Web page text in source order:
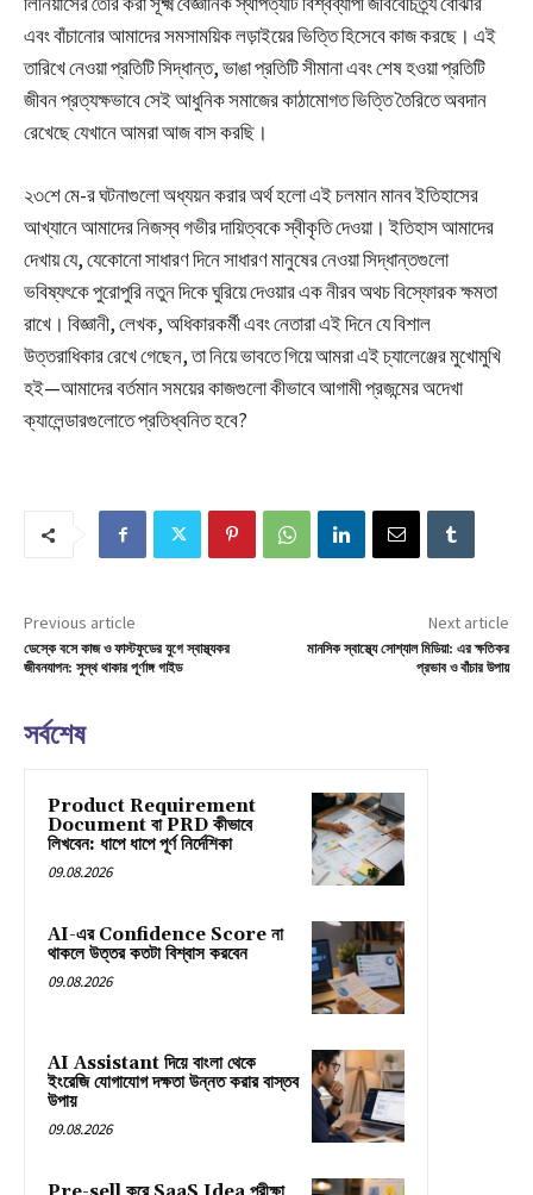
এবং বাঁচানোর আমাদের সমসাময়িক লড়াইয়ের ভিত্তি হিসেবে কাজ করছে। এই
তারিখে নেওয়া প্রতিটি সিদ্ধান্ত, ভাঙা প্রতিটি সীমানা এবং শেষ হওয়া প্রতিটি
জীবন প্রত্যক্ষভাবে সেই আধুনিক সমাজের কাঠামোগত ভিত্তি তৈরিতে অবদান
রেখেছে যেখানে আমরা আজ বাস করছি।
২৩শে মে-র ঘটনাগুলো অধ্যয়ন করার অর্থ হলো এই চলমান মানব ইতিহাসের
আখ্যানে আমাদের নিজস্ব গভীর দায়িত্বকে স্বীকৃতি দেওয়া। ইতিহাস আমাদের
দেখায় যে, যেকোনো সাধারণ দিনে সাধারণ মানুষের নেওয়া সিদ্ধান্তগুলো
ভবিষ্যৎকে পুরোপুরি নতুন দিকে ঘুরিয়ে দেওয়ার এক নীরব অথচ বিস্ফোরক ক্ষমতা
রাখে। বিজ্ঞানী, লেখক, অধিকারকর্মী এবং নেতারা এই দিনে যে বিশাল
উত্তরাধিকার রেখে গেছেন, তা নিয়ে ভাবতে গিয়ে আমরা এই চ্যালেঞ্জের মুখোমুখি
হই—আমাদের বর্তমান সময়ের কাজগুলো কীভাবে আগামী প্রজন্মের অদেখা
ক্যালেন্ডারগুলোতে প্রতিধ্বনিত হবে?
Previous article
ডেস্কে বসে কাজ ও ফাস্টফুডের যুগে স্বাস্থ্যকর
জীবনযাপন: সুস্থ থাকার পূর্ণাঙ্গ গাইড
Next article
মানসিক স্বাস্থ্যে সোশ্যাল মিডিয়া: এর ক্ষতিকর
প্রভাব ও বাঁচার উপায়
সর্বশেষ
Product Requirement
Document বা PRD কীভাবে
লিখবেন: ধাপে ধাপে পূর্ণ নির্দেশিকা
09.08.2026
AI-এর Confidence Score না
থাকলে উত্তর কতটা বিশ্বাস করবেন
09.08.2026
AI Assistant দিয়ে বাংলা থেকে
ইংরেজি যোগাযোগ দক্ষতা উন্নত করার বাস্তব
উপায়
09.08.2026